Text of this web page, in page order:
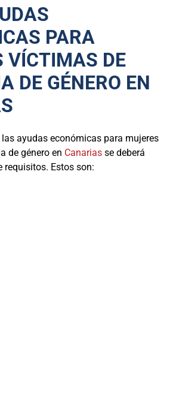
PARA
VÍCTIMAS DE
DE GÉNERO EN
ayudas económicas para mujeres
de género en Canarias se deberá
requisitos. Estos son: